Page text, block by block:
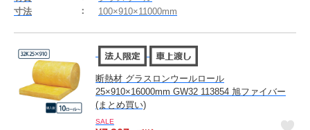
寸法
100×910×11000mm
断熱材 グラスロンウールロール
25×910×16000mm GW32 113854 旭ファイバー
(まとめ買い)
SALE